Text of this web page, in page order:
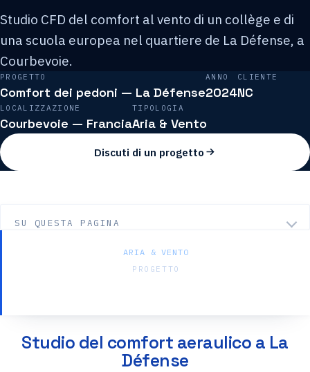
Studio CFD del comfort al vento di un collège e di
una scuola europea nel quartiere de La Défense, a
Courbevoie.
PROGETTO
Comfort dei pedoni — La Défense
ANNO
2024
CLIENTE
NC
LOCALIZZAZIONE
Courbevoie — Francia
TIPOLOGIA
Aria & Vento
Discuti di un progetto
ARIA & VENTO
PROGETTO
SU QUESTA PAGINA
Studio del comfort aeraulico a La
Défense